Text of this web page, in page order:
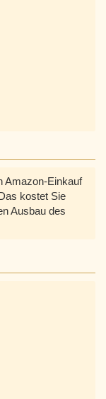
Amazon-Einkauf
kostet Sie
Ausbau des